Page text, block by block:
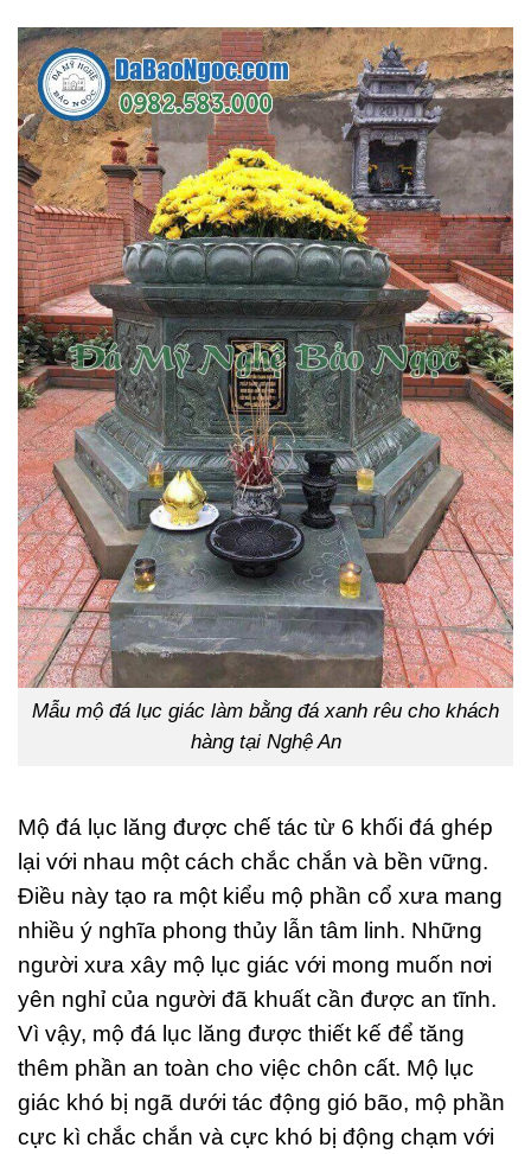
Mẫu mộ đá lục giác làm bằng đá xanh rêu cho khách
hàng tại Nghệ An
Mộ đá lục lăng được chế tác từ 6 khối đá ghép
lại với nhau một cách chắc chắn và bền vững.
Điều này tạo ra một kiểu mộ phần cổ xưa mang
nhiều ý nghĩa phong thủy lẫn tâm linh. Những
người xưa xây mộ lục giác với mong muốn nơi
yên nghỉ của người đã khuất cần được an tĩnh.
Vì vậy, mộ đá lục lăng được thiết kế để tăng
thêm phần an toàn cho việc chôn cất. Mộ lục
giác khó bị ngã dưới tác động gió bão, mộ phần
cực kì chắc chắn và cực khó bị động chạm với